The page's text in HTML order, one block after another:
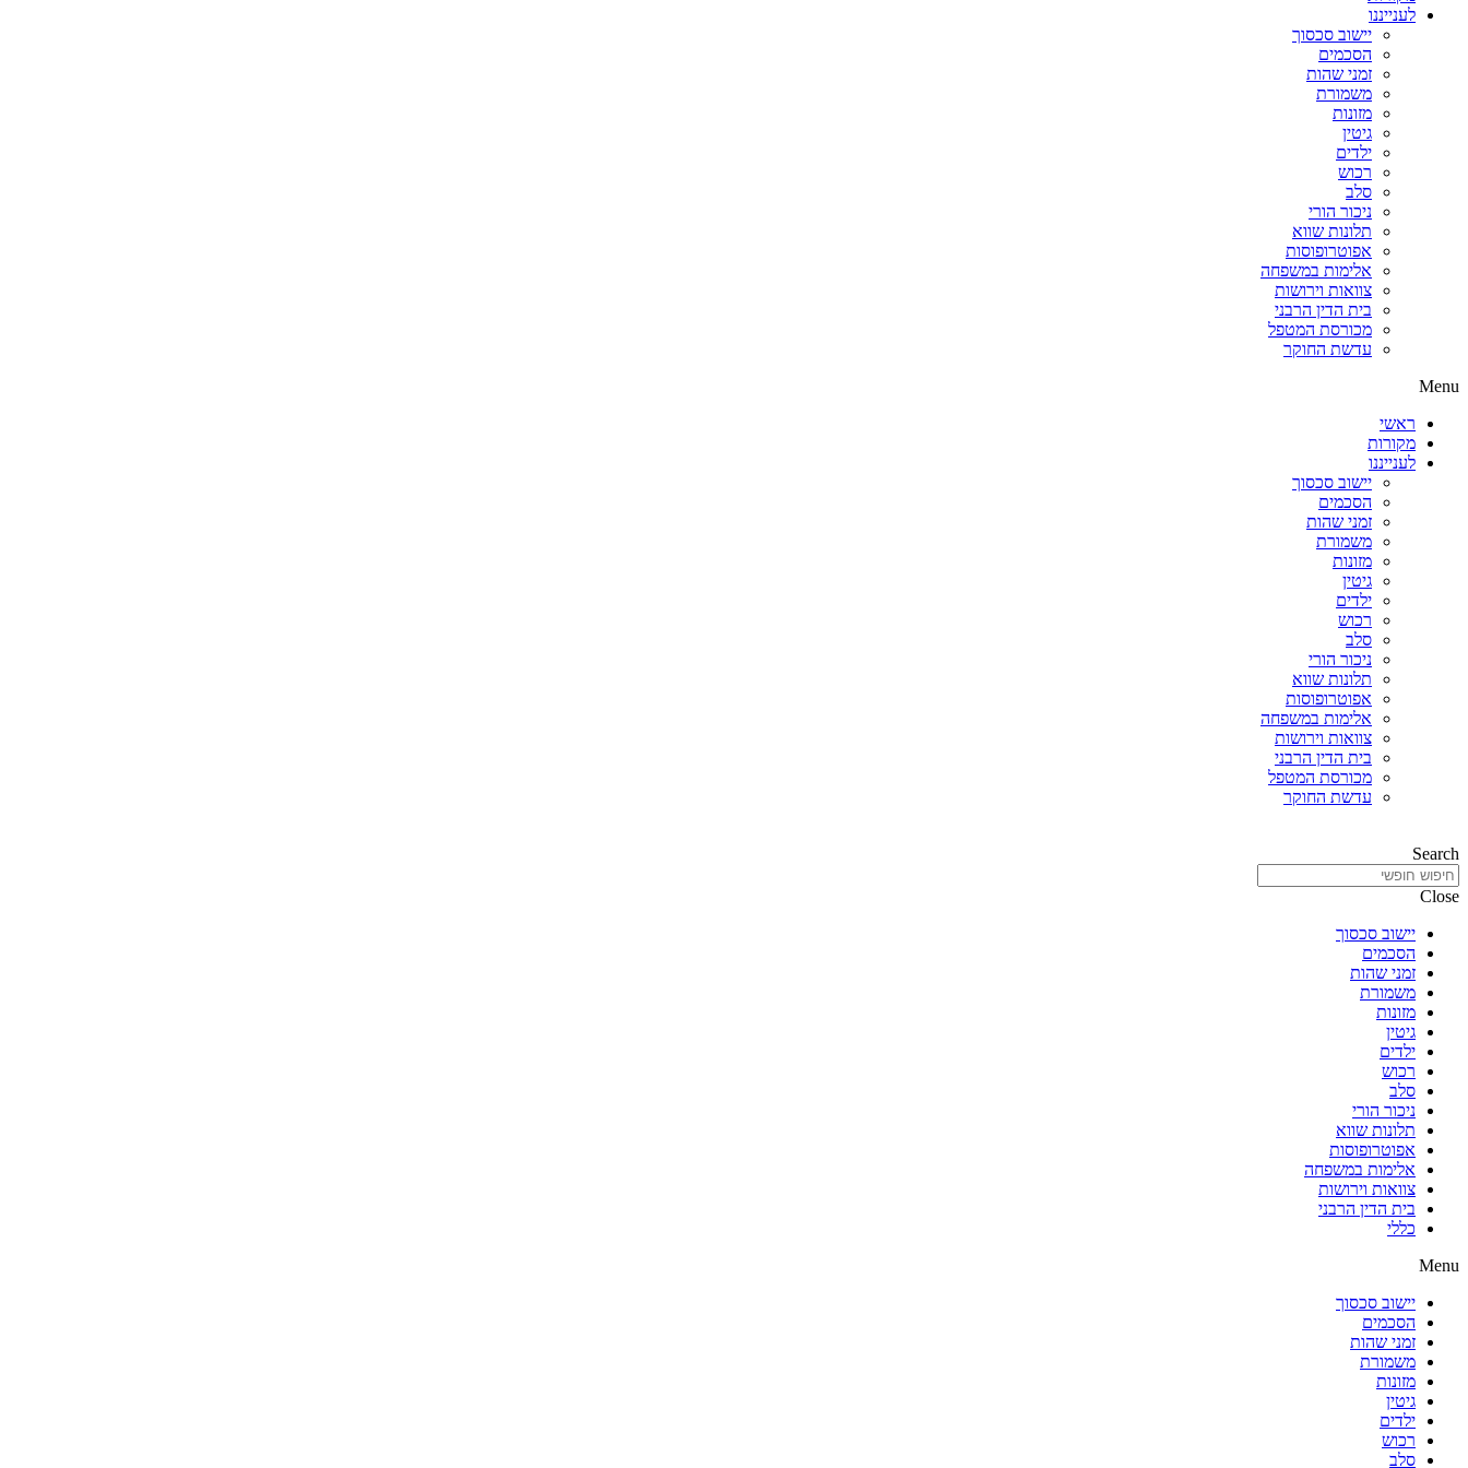
לענייננו
יישוב סכסוך
הסכמים
זמני שהות
משמורת
מזונות
גיטין
ילדים
רכוש
סלב
ניכור הורי
תלונות שווא
אפוטרופוסות
אלימות במשפחה
צוואות וירושות
בית הדין הרבני
מכורסת המטפל
עדשת החוקר
Menu
ראשי
מקורות
לענייננו
יישוב סכסוך
הסכמים
זמני שהות
משמורת
מזונות
גיטין
ילדים
רכוש
סלב
ניכור הורי
תלונות שווא
אפוטרופוסות
אלימות במשפחה
צוואות וירושות
בית הדין הרבני
מכורסת המטפל
עדשת החוקר
Search
Close
יישוב סכסוך
הסכמים
זמני שהות
משמורת
מזונות
גיטין
ילדים
רכוש
סלב
ניכור הורי
תלונות שווא
אפוטרופוסות
אלימות במשפחה
צוואות וירושות
בית הדין הרבני
כללי
Menu
יישוב סכסוך
הסכמים
זמני שהות
משמורת
מזונות
גיטין
ילדים
רכוש
סלב